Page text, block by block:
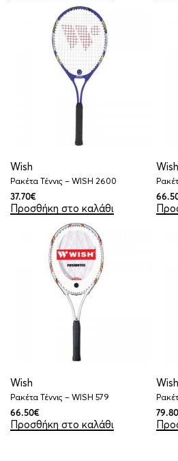
Wish
Ρακέτα Τέννις – WISH 2600
37.70€
Προσθήκη στο καλάθι
Wish
Wish
Ρακέτα Τέννις – WISH 579
66.50€
Προσθήκη στο καλάθι
Wish
79.80